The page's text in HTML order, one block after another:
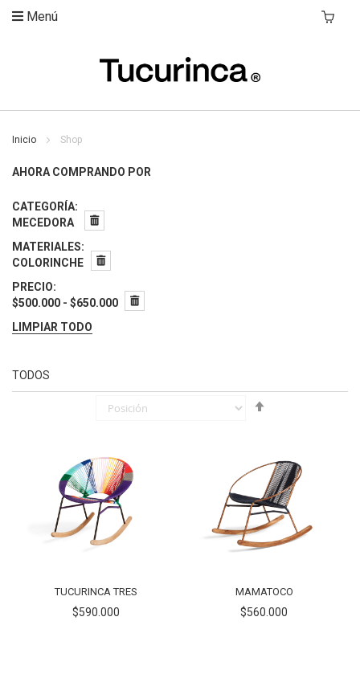
Menú Mi
Inicio Shop
AHORA COMPRANDO POR
CATEGORÍA
MECEDORA
MATERIALES
COLORINCHE
PRECIO
$500.000 - $650.000
LIMPIAR TODO
TODOS
TUCURINCA TRES
$590.000
MAMATOCO
$560.000